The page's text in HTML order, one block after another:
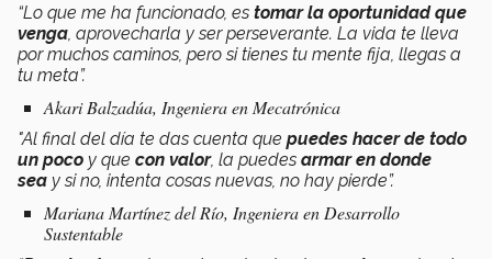
“Lo que me ha funcionado, es tomar la oportunidad que
venga , aprovecharla y ser perseverante. La vida te lleva
por muchos caminos, pero si tienes tu mente fija, llegas a
tu meta”.
Akari Balzadúa, Ingeniera en Mecatrónica
"Al final del día te das cuenta que puedes hacer de todo
un poco y que con valor, la puedes armar en donde
sea y si no, intenta cosas nuevas, no hay pierde”.
Mariana Martínez del Río, Ingeniera en Desarrollo
Sustentable